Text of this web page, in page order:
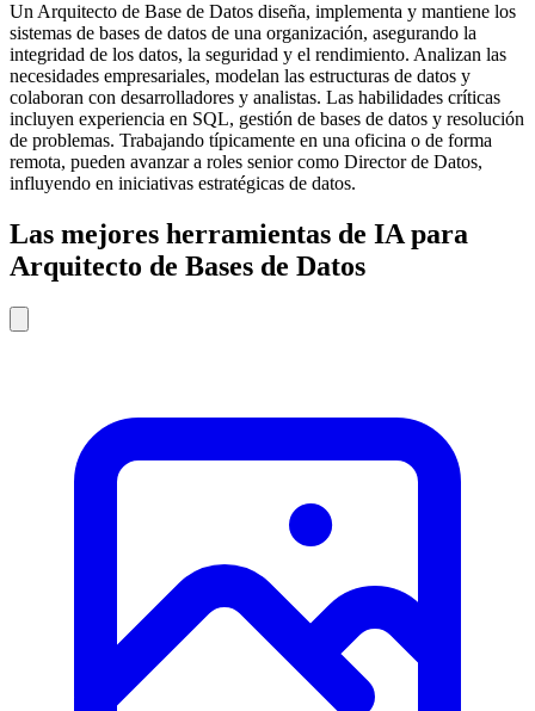
Un Arquitecto de Base de Datos diseña, implementa y mantiene los
sistemas de bases de datos de una organización, asegurando la
integridad de los datos, la seguridad y el rendimiento. Analizan las
necesidades empresariales, modelan las estructuras de datos y
colaboran con desarrolladores y analistas. Las habilidades críticas
incluyen experiencia en SQL, gestión de bases de datos y resolución
de problemas. Trabajando típicamente en una oficina o de forma
remota, pueden avanzar a roles senior como Director de Datos,
influyendo en iniciativas estratégicas de datos.
Las mejores herramientas de IA para
Arquitecto de Bases de Datos